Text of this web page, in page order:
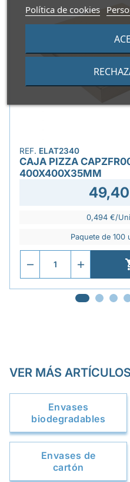
Política de cookies
REF. ELAT2340
CAJA PIZZA
400X400X35MM
0,494 €/
Paquete de 100
VER MÁS
Envases
biodegradables
Envases de
cartón